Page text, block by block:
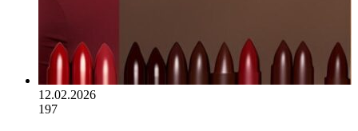
12.02.2026
197